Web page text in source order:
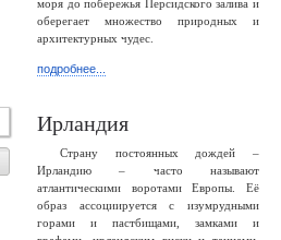
моря до побережья Персидского залива и
оберегает множество природных и
архитектурных чудес.
подробнее...
Ирландия
Страну постоянных дождей –
Ирландию – часто называют
атлантическими воротами Европы. Её
образ ассоциируется с изумрудными
горами и пастбищами, замками и